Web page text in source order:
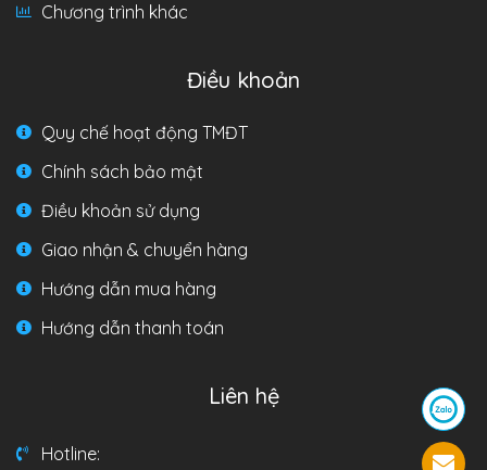
Chương trình khác
Điều khoản
Quy chế hoạt động TMĐT
Chính sách bảo mật
Điều khoản sử dụng
Giao nhận & chuyển hàng
Hướng dẫn mua hàng
Hướng dẫn thanh toán
Liên hệ
Hotline: